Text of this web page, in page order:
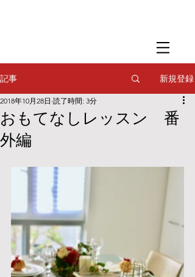
フードスタイリング
記事 新規登録
おもてなしレッスン 番
外編
2018年10月28日 読了時間: 3分